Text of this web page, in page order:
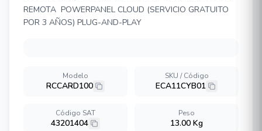
REMOTA POWERPANEL CLOUD (SERVICIO GRATUITO
POR 3 AÑOS) PLUG-AND-PLAY
Modelo
RCCARD100
SKU / Código
ECA11CYB01
Código SAT
43201404
Peso
13.00 Kg